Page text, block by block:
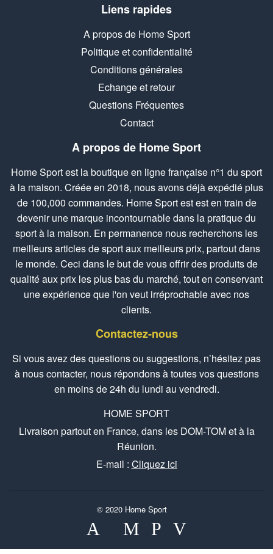
Liens rapides
A propos de Home Sport
Politique et confidentialité
Conditions générales
Echange et retour
Questions Fréquentes
Contact
A propos de Home Sport
Home Sport est la boutique en ligne française n°1 du sport
à la maison. Créée en 2018, nous avons déjà expédié plus
de 100,000 commandes. Home Sport est est en train de
devenir une marque incontournable dans la pratique du
sport à la maison. En permanence nous recherchons les
meilleurs articles de sport aux meilleurs prix, partout dans
le monde. Ceci dans le but de vous offrir des produits de
qualité aux prix les plus bas du marché, tout en conservant
une expérience que l'on veut irréprochable avec nos
clients.
Contactez-nous
Si vous avez des questions ou suggestions, n’hésitez pas
à nous contacter, nous répondons à toutes vos questions
en moins de 24h du lundi au vendredi.
HOME SPORT
Livraison partout en France, dans les DOM-TOM et à la
Réunion.
E-mail : Cliquez ici
© 2020 Home Sport
American
Apple
Pay
Master Paypal